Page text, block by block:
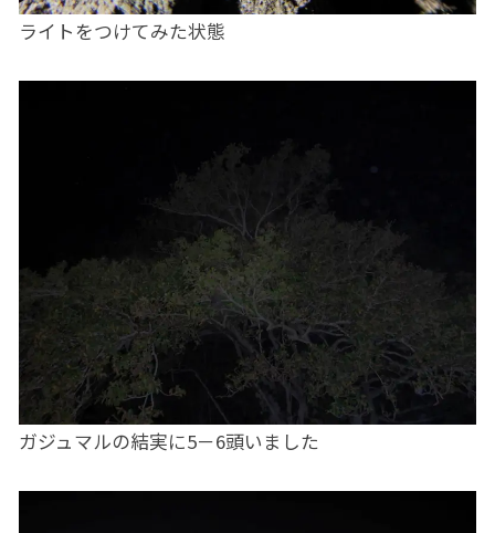
ライトをつけてみた状態
ガジュマルの結実に5－6頭いました